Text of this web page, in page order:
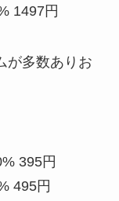
1497円
が多数ありお
395円
495円